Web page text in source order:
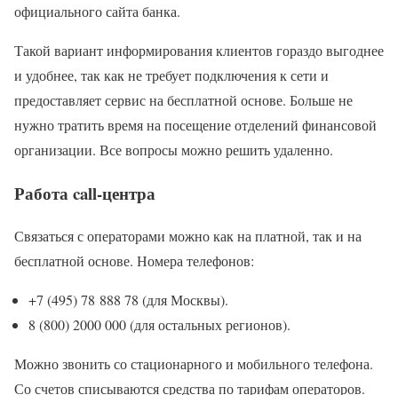
официального сайта банка.
Такой вариант информирования клиентов гораздо выгоднее
и удобнее, так как не требует подключения к сети и
предоставляет сервис на бесплатной основе. Больше не
нужно тратить время на посещение отделений финансовой
организации. Все вопросы можно решить удаленно.
Работа call-центра
Связаться с операторами можно как на платной, так и на
бесплатной основе. Номера телефонов:
+7 (495) 78 888 78 (для Москвы).
8 (800) 2000 000 (для остальных регионов).
Можно звонить со стационарного и мобильного телефона.
Со счетов списываются средства по тарифам операторов.